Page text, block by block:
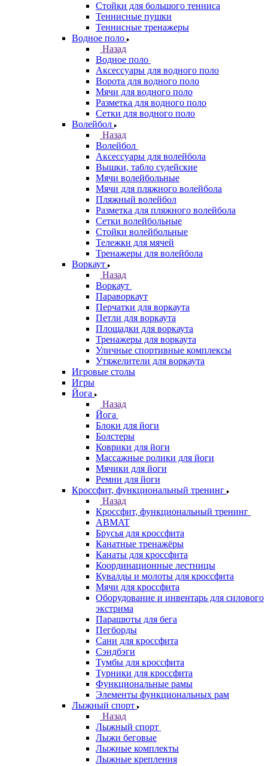
Стойки для большого тенниса
Теннисные пушки
Теннисные тренажеры
Водное поло
Назад
Водное поло
Аксессуары для водного поло
Ворота для водного поло
Мячи для водного поло
Разметка для водного поло
Сетки для водного поло
Волейбол
Назад
Волейбол
Аксессуары для волейбола
Вышки, табло судейские
Мячи волейбольные
Мячи для пляжного волейбола
Пляжный волейбол
Разметка для пляжного волейбола
Сетки волейбольные
Стойки волейбольные
Тележки для мячей
Тренажеры для волейбола
Воркаут
Назад
Воркаут
Параворкаут
Перчатки для воркаута
Петли для воркаута
Площадки для воркаута
Тренажеры для воркаута
Уличные спортивные комплексы
Утяжелители для воркаута
Игровые столы
Игры
Йога
Назад
Йога
Блоки для йоги
Болстеры
Коврики для йоги
Массажные ролики для йоги
Мячики для йоги
Ремни для йоги
Кроссфит, функциональный тренинг
Назад
Кроссфит, функциональный тренинг
ABMAT
Брусья для кроссфита
Канатные тренажёры
Канаты для кроссфита
Координационные лестницы
Кувалды и молоты для кроссфита
Мячи для кроссфита
Оборудование и инвентарь для силового
экстрима
Парашюты для бега
Пегборды
Сани для кроссфита
Сэндбэги
Тумбы для кроссфита
Турники для кроссфита
Функциональные рамы
Элементы функциональных рам
Лыжный спорт
Назад
Лыжный спорт
Лыжи беговые
Лыжные комплекты
Лыжные крепления